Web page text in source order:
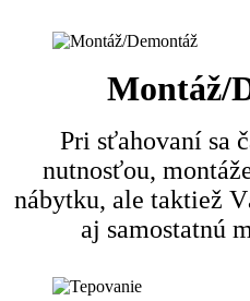
Montáž/
Pri sťahovaní sa
nutnosťou,
nábytku, ale taktiež
aj samostatnú